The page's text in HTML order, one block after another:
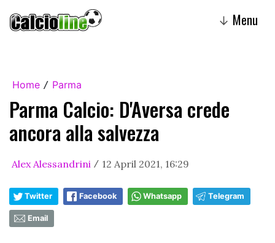
↓ Menu
Home / Parma
Parma Calcio: D'Aversa crede
ancora alla salvezza
Alex Alessandrini / 12 April 2021, 16:29
Twitter Facebook Whatsapp Telegram
Email